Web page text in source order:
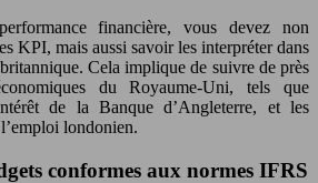
financière, vous devez non
KPI, mais aussi savoir les interpréter dans
Cela implique de suivre de près
du Royaume-Uni, tels que
de la Banque d’Angleterre, et les
londonien.
conformes aux normes IFRS